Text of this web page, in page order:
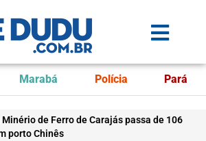
Marabá Polícia Pará
Minério de Ferro de Carajás passa de 106
porto Chinês